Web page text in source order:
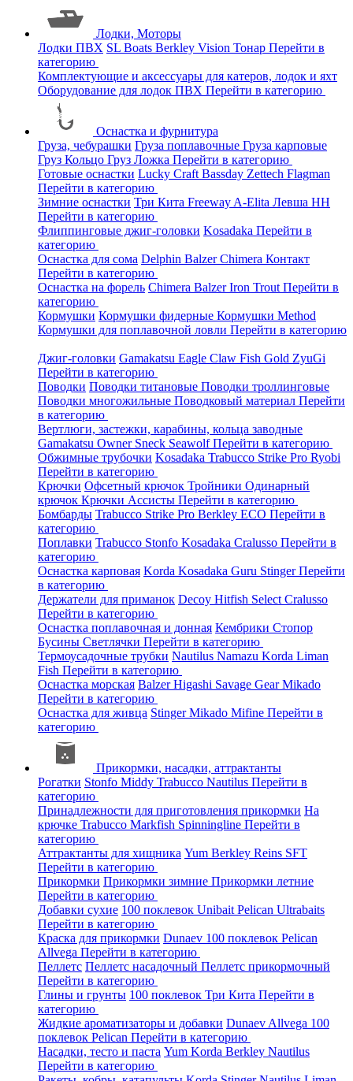
Лодки, Моторы
Лодки ПВХ SL Boats Berkley Vision Тонар Перейти в
категорию
Комплектующие и аксессуары для катеров, лодок и яхт
Оборудование для лодок ПВХ Перейти в категорию
Оснастка и фурнитура
Груза, чебурашки Груза поплавочные Груза карповые
Груз Кольцо Груз Ложка Перейти в категорию
Готовые оснастки Lucky Craft Bassday Zettech Flagman
Перейти в категорию
Зимние оснастки Три Кита Freeway A-Elita Левша НН
Перейти в категорию
Флиппинговые джиг-головки Kosadaka Перейти в
категорию
Оснастка для сома Delphin BalzerChimera Контакт
Перейти в категорию
Оснастка на форель Chimera BalzerIron Trout Перейти в
категорию
Кормушки Кормушки фидерные Кормушки Method
Кормушки для поплавочной ловли Перейти в категорию
Джиг-головки Gamakatsu Eagle Claw Fish Gold ZyuGi
Перейти в категорию
Поводки Поводки титановые Поводки троллинговые
Поводки многожильные Поводковый материал Перейти
в категорию
Вертлюги, застежки, карабины, кольца заводные
Gamakatsu Owner Sneck SeawolfПерейти в категорию
Обжимные трубочки Kosadaka Trabucco Strike Pro Ryobi
Перейти в категорию
Крючки Офсетный крючок Тройники Одинарный
крючок Крючки Ассисты Перейти в категорию
Бомбарды Trabucco Strike Pro Berkley ECO Перейти в
категорию
Поплавки Trabucco Stonfo Kosadaka Cralusso Перейти в
категорию
Оснастка карповая Korda Kosadaka Guru StingerПерейти
в категорию
Держатели для приманок Decoy Hitfish Select Cralusso
Перейти в категорию
Оснастка поплавочная и донная Кембрики Стопор
Бусины Светлячки Перейти в категорию
Термоусадочные трубки Nautilus Namazu Korda Liman
Fish Перейти в категорию
Оснастка морская BalzerHigashi Savage GearMikado
Перейти в категорию
Оснастка для живца StingerMikado Mifine Перейти в
категорию
Прикормки, насадки, аттрактанты
Рогатки Stonfo Middy Trabucco Nautilus Перейти в
категорию
Принадлежности для приготовления прикормки На
крючке Trabucco Markfish Spinningline Перейти в
категорию
Аттрактанты для хищника Yum Berkley Reins SFT
Перейти в категорию
Прикормки Прикормки зимние Прикормки летние
Перейти в категорию
Добавки сухие 100 поклевок Unibait Pelican Ultrabaits
Перейти в категорию
Краска для прикормки Dunaev 100 поклевок Pelican
Allvega Перейти в категорию
Пеллетс Пеллетс насадочный Пеллетс прикормочный
Перейти в категорию
Глины и грунты 100 поклевок Три Кита Перейти в
категорию
Жидкие ароматизаторы и добавки Dunaev Allvega 100
поклевок Pelican Перейти в категорию
Насадки, тесто и паста Yum Korda Berkley Nautilus
Перейти в категорию